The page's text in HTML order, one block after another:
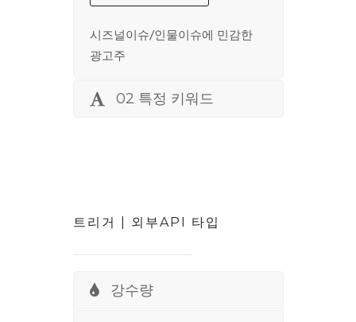
시즈널이슈/인물이슈에 민감한
광고주
02 특정 키워드
트리거 | 외부API 타입
강수량